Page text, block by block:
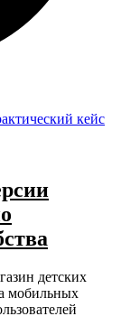
детских
мобильных